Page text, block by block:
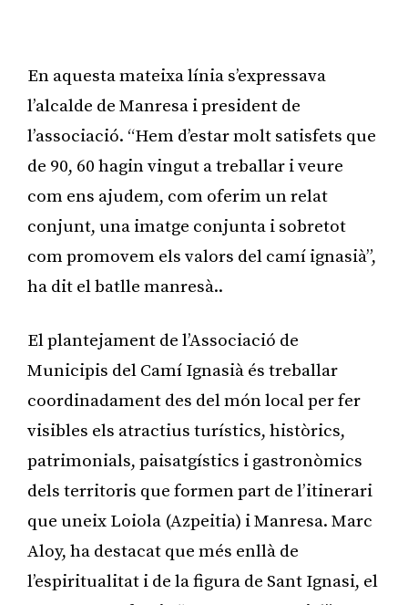
En aquesta mateixa línia s’expressava
l’alcalde de Manresa i president de
l’associació. “Hem d’estar molt satisfets que
de 90, 60 hagin vingut a treballar i veure
com ens ajudem, com oferim un relat
conjunt, una imatge conjunta i sobretot
com promovem els valors del camí ignasià”,
ha dit el batlle manresà..
El plantejament de l’Associació de
Municipis del Camí Ignasià és treballar
coordinadament des del món local per fer
visibles els atractius turístics, històrics,
patrimonials, paisatgístics i gastronòmics
dels territoris que formen part de l’itinerari
que uneix Loiola (Azpeitia) i Manresa. Marc
Aloy, ha destacat que més enllà de
l’espiritualitat i de la figura de Sant Ignasi, el